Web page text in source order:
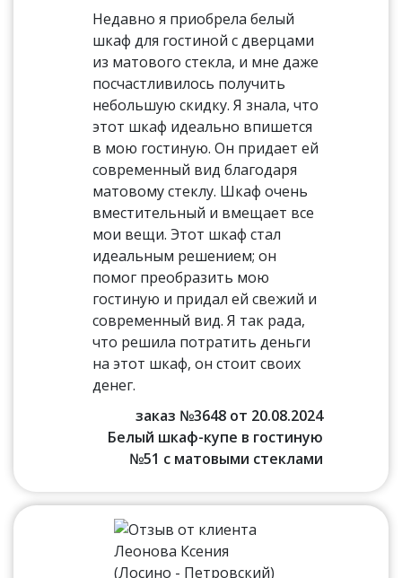
Недавно я приобрела белый
шкаф для гостиной с дверцами
из матового стекла, и мне даже
посчастливилось получить
небольшую скидку. Я знала, что
этот шкаф идеально впишется
в мою гостиную. Он придает ей
современный вид благодаря
матовому стеклу. Шкаф очень
вместительный и вмещает все
мои вещи. Этот шкаф стал
идеальным решением; он
помог преобразить мою
гостиную и придал ей свежий и
современный вид. Я так рада,
что решила потратить деньги
на этот шкаф, он стоит своих
денег.
заказ №3648 от 20.08.2024
Белый шкаф-купе в гостиную
№51 с матовыми стеклами